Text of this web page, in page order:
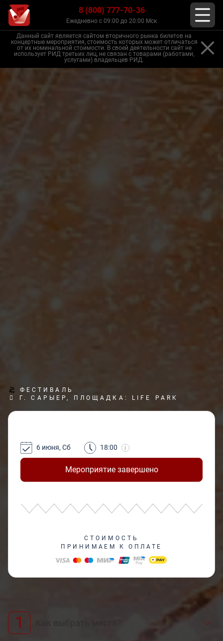
8 (800) 777-70-36
Ежедневно с 09:00 до 20:00 Мск
Данный сайт является сайтом вторичного рынка билетов на
концертные мероприятия, стоимость которых может отличаться
от их номинальной стоимости. В своей деятельности сайт не
использует РИД третьих лиц, не связан с товарами (работами,
услугами) владельцев РИД.
ФЕСТИВАЛЬ
Г. САРЫЕР, ПЛОЩАДКА: LIFE PARK
Мероприятие завершено
6 июня, Сб 18:00
СТОИМОСТЬ
ПРИНИМАЕМ К ОПЛАТЕ
1